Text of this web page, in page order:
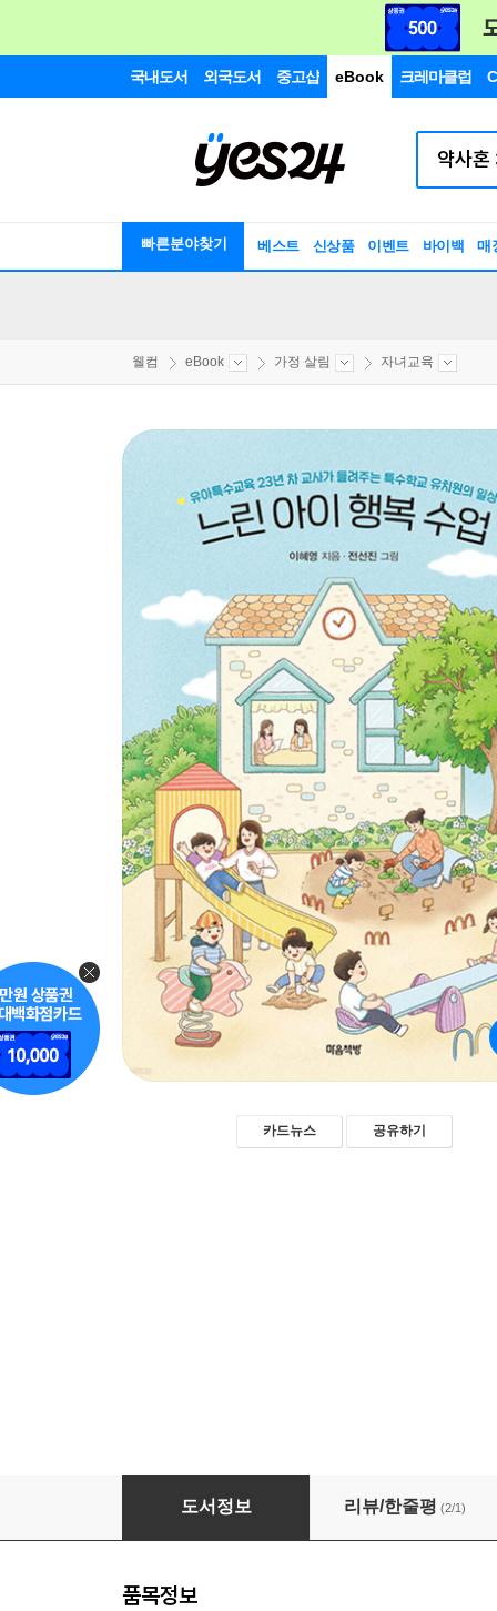
국내도서 외국도서 중고샵 eBook 크레마클럽
빠른분야찾기 베스트 신상품 이벤트 바이백 매
웰컴 eBook 가정 살림 자녀교육
카드뉴스 공유하기
느린 아이 행복 수업
도서정보 리뷰/한줄평 (2/1)
품목정보